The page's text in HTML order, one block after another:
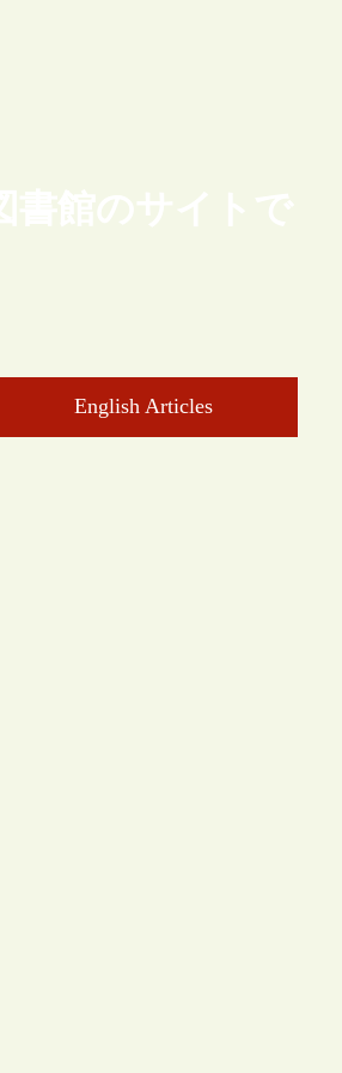
書館のサイトで
English Articles